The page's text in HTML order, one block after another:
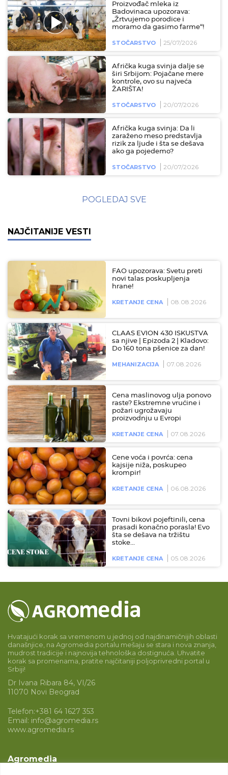
Proizvođač mleka iz
Badovinaca upozorava:
„Žrtvujemo porodice i
moramo da gasimo farme“!
STOČARSTVO 25/07/2026
Afrička kuga svinja dalje se
širi Srbijom: Pojačane mere
kontrole, ovo su najveća
ŽARIŠTA!
STOČARSTVO 20/07/2026
Afrička kuga svinja: Da li
zaraženo meso predstavlja
rizik za ljude i šta se dešava
ako ga pojedemo?
STOČARSTVO 20/07/2026
POGLEDAJ SVE
NAJČITANIJE VESTI
FAO upozorava: Svetu preti
novi talas poskupljenja
hrane!
KRETANJE CENA 08.08.2026
CLAAS EVION 430 ISKUSTVA
sa njive | Epizoda 2 | Kladovo:
Do 160 tona pšenice za dan!
MEHANIZACIJA 07.08.2026
Cena maslinovog ulja ponovo
raste? Ekstremne vrućine i
požari ugrožavaju
proizvodnju u Evropi
KRETANJE CENA 07.08.2026
Cene voća i povrća: cena
kajsije niža, poskupeo
krompir!
KRETANJE CENA 06.08.2026
Tovni bikovi pojeftinili, cena
prasadi konačno porasla! Evo
šta se dešava na tržištu
stoke…
KRETANJE CENA 05.08.2026
Hvatajući korak sa vremenom u jednoj od najdinamičnijih oblasti
današnjice, na Agromedia portalu mešaju se stara i nova znanja,
mudrost tradicije i najnovija tehnološka dostignuća. Uhvatite
korak sa promenama, pratite najčitaniji poljoprivredni portal u
Srbiji!
Dr Ivana Ribara 84, VI/26
11070 Novi Beograd
Telefon:+381 64 1627 353
Email: info@agromedia.rs
www.agromedia.rs
Agromedia